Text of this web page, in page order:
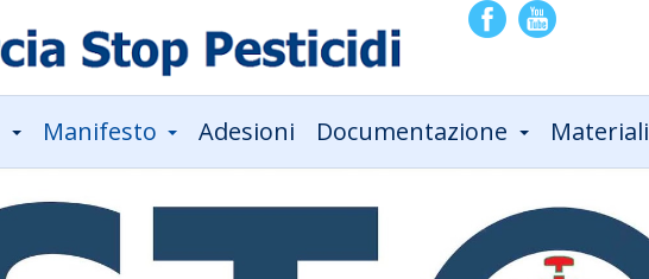
Manifesto Adesioni Documentazione Materiali